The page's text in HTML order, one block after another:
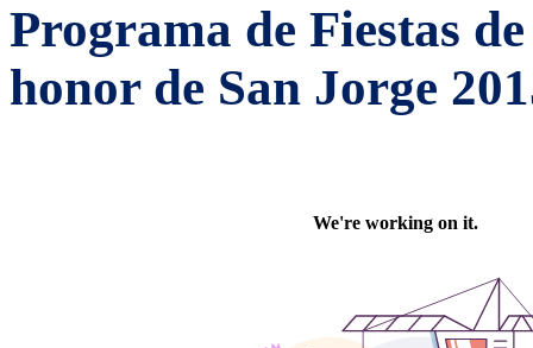
Programa de Fiestas
honor de San Jorge